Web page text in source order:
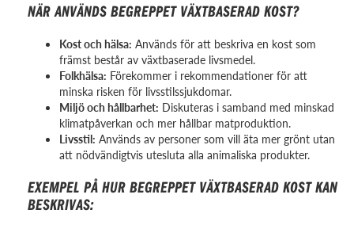
NÄR ANVÄNDS BEGREPPET VÄXTBASERAD KOST?
Kost och hälsa: Används för att beskriva en kost som
främst består av växtbaserade livsmedel.
Folkhälsa: Förekommer i rekommendationer för att
minska risken för livsstilssjukdomar.
Miljö och hållbarhet: Diskuteras i samband med minskad
klimatpåverkan och mer hållbar matproduktion.
Livsstil: Används av personer som vill äta mer grönt utan
att nödvändigtvis utesluta alla animaliska produkter.
EXEMPEL PÅ HUR BEGREPPET VÄXTBASERAD KOST KAN
BESKRIVAS: